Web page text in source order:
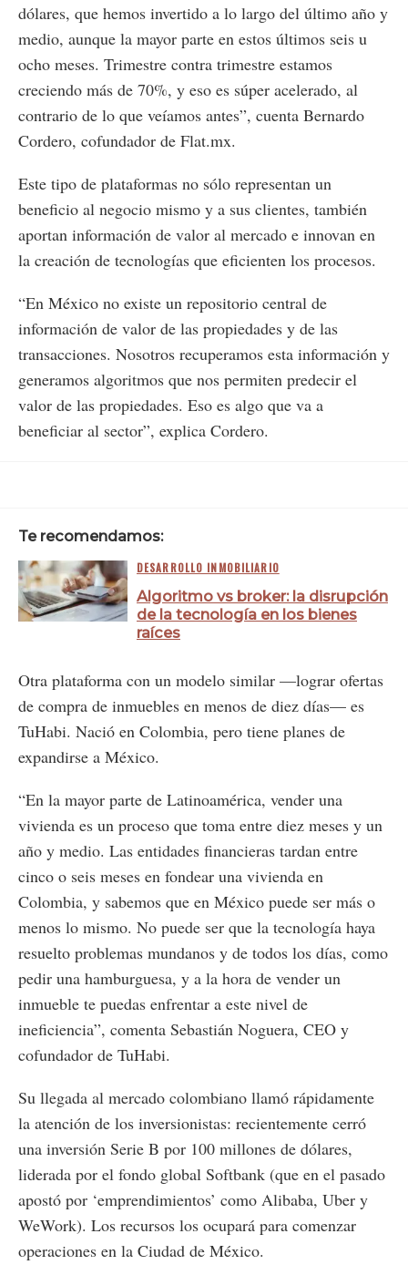
dólares, que hemos invertido a lo largo del último año y
medio, aunque la mayor parte en estos últimos seis u
ocho meses. Trimestre contra trimestre estamos
creciendo más de 70%, y eso es súper acelerado, al
contrario de lo que veíamos antes”, cuenta Bernardo
Cordero, cofundador de Flat.mx.
Este tipo de plataformas no sólo representan un
beneficio al negocio mismo y a sus clientes, también
aportan información de valor al mercado e innovan en
la creación de tecnologías que eficienten los procesos.
“En México no existe un repositorio central de
información de valor de las propiedades y de las
transacciones. Nosotros recuperamos esta información y
generamos algoritmos que nos permiten predecir el
valor de las propiedades. Eso es algo que va a
beneficiar al sector”, explica Cordero.
Te recomendamos:
DESARROLLO INMOBILIARIO
Algoritmo vs broker: la disrupción
de la tecnología en los bienes
raíces
Otra plataforma con un modelo similar —lograr ofertas
de compra de inmuebles en menos de diez días— es
TuHabi. Nació en Colombia, pero tiene planes de
expandirse a México.
“En la mayor parte de Latinoamérica, vender una
vivienda es un proceso que toma entre diez meses y un
año y medio. Las entidades financieras tardan entre
cinco o seis meses en fondear una vivienda en
Colombia, y sabemos que en México puede ser más o
menos lo mismo. No puede ser que la tecnología haya
resuelto problemas mundanos y de todos los días, como
pedir una hamburguesa, y a la hora de vender un
inmueble te puedas enfrentar a este nivel de
ineficiencia”, comenta Sebastián Noguera, CEO y
cofundador de TuHabi.
Su llegada al mercado colombiano llamó rápidamente
la atención de los inversionistas: recientemente cerró
una inversión Serie B por 100 millones de dólares,
liderada por el fondo global Softbank (que en el pasado
apostó por ‘emprendimientos’ como Alibaba, Uber y
WeWork). Los recursos los ocupará para comenzar
operaciones en la Ciudad de México.